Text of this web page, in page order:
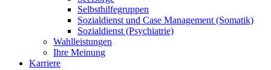
Selbsthilfegruppen
Sozialdienst und Case Management (Somatik)
Sozialdienst (Psychiatrie)
Wahlleistungen
Ihre Meinung
Karriere